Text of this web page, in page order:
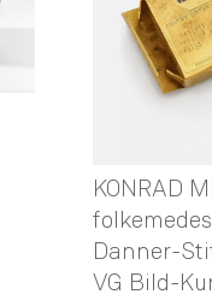
KONRAD
Danner-
VG Bild-